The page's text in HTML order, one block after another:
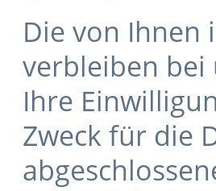
Die von
verbleiben bei
Ihre
Zweck für die